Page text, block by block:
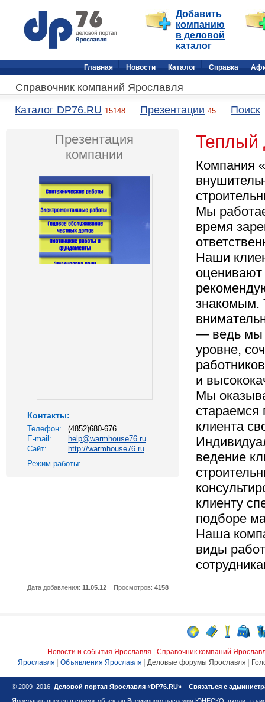
Добавить
компанию
в деловой
каталог
Главная Новости Каталог Справка
Справочник компаний Ярославля
Каталог DP76.RU 15148 Презентации 45 Поиск
Презентация
компании
Контакты:
Телефон:
(4852)680-676
E-mail:
help@warmhouse76.ru
Сайт:
http://warmhouse76.ru
Режим работы:
Теплый
Компания
Мы
время
Наши
знакомым.
— ведь мы
уровне,
и
Мы
стараемся
клиента
ведение
клиенту
подборе
Наша
виды
Дата добавления: 11.05.12 Просмотров: 4158
Новости и события Ярославля
Справочник компаний
Ярославля
Объявления Ярославля Деловые форумы Ярославля
© 2009–2016, Деловой портал Ярославля «DP76.RU»
Связаться с